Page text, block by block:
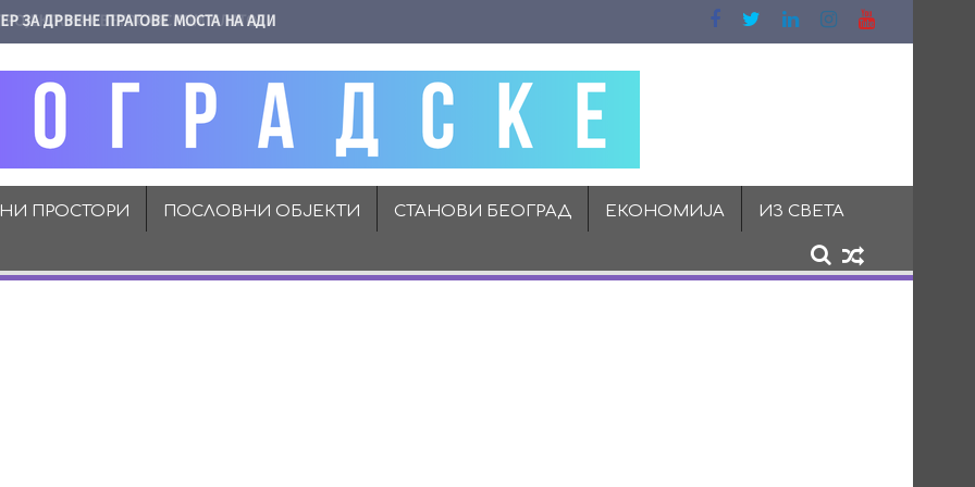
ЗА ДРВЕНЕ ПРАГОВЕ МОСТА НА АДИ
ПРОСТОРИ ПОСЛОВНИ ОБЈЕКТИ СТАНОВИ БЕОГРАД ЕКОНОМИЈА ИЗ СВЕТА